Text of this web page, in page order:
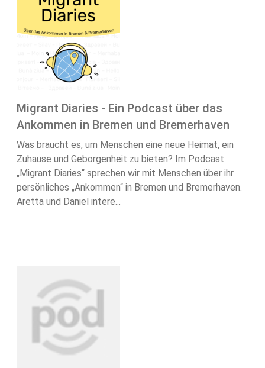
Migrant Diaries - Ein Podcast über das
Ankommen in Bremen und Bremerhaven
Was braucht es, um Menschen eine neue Heimat, ein
Zuhause und Geborgenheit zu bieten? Im Podcast
„Migrant Diaries“ sprechen wir mit Menschen über ihr
persönliches „Ankommen“ in Bremen und Bremerhaven.
Aretta und Daniel intere...